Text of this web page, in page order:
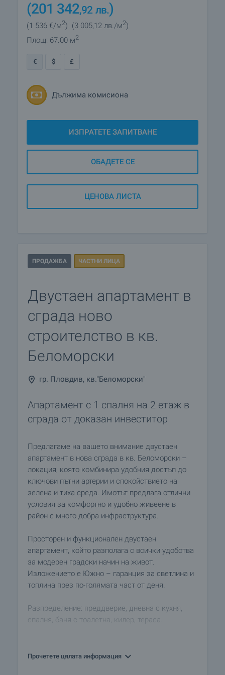
(201 342,92 лв.)
(1 536 €/м2) (3 005,12 лв./м2)
Площ: 67.00 м2
€ $ £
Дължима комисиона
ИЗПРАТЕТЕ ЗАПИТВАНЕ
ОБАДЕТЕ СЕ
ЦЕНОВА ЛИСТА
ПРОДАЖБА ЧАСТНИ ЛИЦА
Двустаен апартамент в
сграда ново
строителство в кв.
Беломорски
гр. Пловдив, кв."Беломорски"
Апартамент с 1 спалня на 2 етаж в
сграда от доказан инвеститор
Предлагаме на вашето внимание двустаен
апартамент в нова сграда в кв. Беломорски –
локация, която комбинира удобния достъп до
ключови пътни артерии и спокойствието на
зелена и тиха среда. Имотът предлага отлични
условия за комфортно и удобно живеене в
район с много добра инфраструктура.
Просторен и функционален двустаен
апартамент, който разполага с всички удобства
за модерен градски начин на живот.
Изложението е Южно – гаранция за светлина и
топлина през по-голямата част от деня.
Разпределение: преддверие, дневна с кухня,
спалня, баня с тоалетна, килер, тераса.
• Очаквано завършване: октомври 2026 г.
Прочетете цялата информация